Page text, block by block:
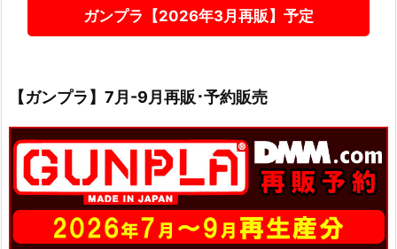
ガンプラ【2026年3月再販】予定
【ガンプラ】7月-9月再販･予約販売